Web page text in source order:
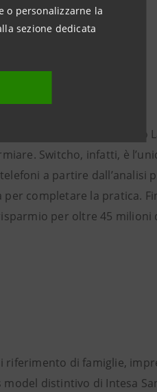
o personalizzarne la
sezione dedicata
Redi Vyshka e Francesco
Switcho, infatti, è
a partire dall’analisi
completare la pratica.
per oltre 45 milioni
di famiglie,
distintivo di Intesa